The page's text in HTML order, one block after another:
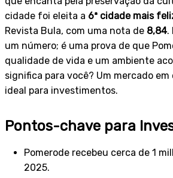
cidade foi eleita a 6ª cidade mais
Revista Bula, com uma nota de 8,84.
um número; é uma prova de que
qualidade de vida e um ambiente
significa para você? Um mercado em
ideal para investimentos.
Pontos-chave para
Pomerode recebeu cerca de 1
2025.